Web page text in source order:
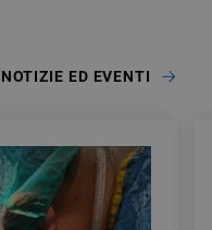
NOTIZIE ED EVENTI